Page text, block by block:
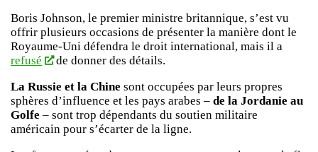
Boris Johnson, le premier ministre britannique, s’est vu
offrir plusieurs occasions de présenter la manière dont le
Royaume-Uni défendra le droit international, mais il a
refusé
de donner des détails.
La Russie et la Chine sont occupées par leurs propres
sphères d’influence et les pays arabes – de la Jordanie au
Golfe – sont trop dépendants du soutien militaire
américain pour s’écarter de la ligne.